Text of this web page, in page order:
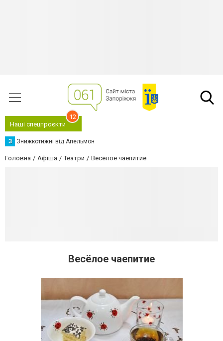
Наші спецпроєкти
12
З Знижкотижні від Апельмон
Головна Афіша Театри Весёлое чаепитие
Весёлое чаепитие